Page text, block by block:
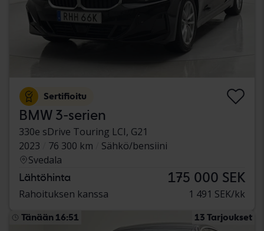
Sertifioitu
BMW 3-serien
330e sDrive Touring LCI, G21
2023
76 300 km
Sähkö/bensiini
Svedala
Lähtöhinta 175 000 SEK
Rahoituksen kanssa 1 491 SEK/kk
Tänään 16:51 13 Tarjoukset